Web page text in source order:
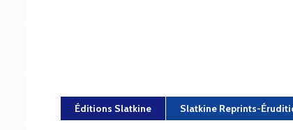
Éditions Slatkine Slatkine Reprints-